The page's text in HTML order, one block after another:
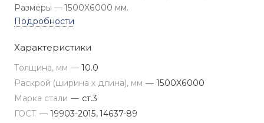
Размеры — 1500X6000 мм.
Подробности
Характеристики
Толщина, мм — 10.0
Раскрой (ширина х длина), мм — 1500X6000
Марка стали — ст.3
ГОСТ — 19903-2015, 14637-89